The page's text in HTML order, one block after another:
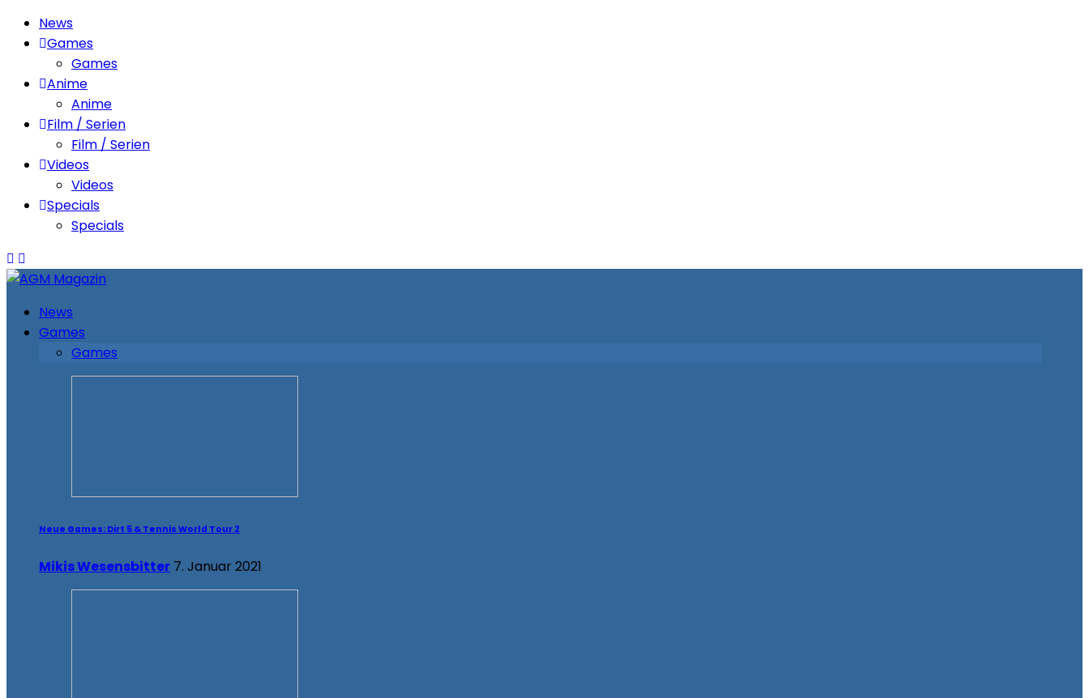
News
Games
Games
Anime
Anime
Film / Serien
Film / Serien
Videos
Videos
Specials
Specials
News
Games
Games
Neue Games: Dirt 5 & Tennis World Tour 2
Mikis Wesensbitter 7. Januar 2021